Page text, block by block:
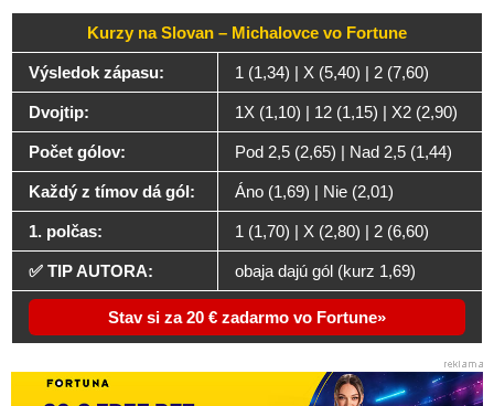
Kurzy na Slovan – Michalovce vo Fortune
Výsledok zápasu: 1 (1,34) | X (5,40) | 2 (7,60)
Dvojtip: 1X (1,10) | 12 (1,15) | X2 (2,90)
Počet gólov: Pod 2,5 (2,65) | Nad 2,5 (1,44)
Každý z tímov dá gól: Áno (1,69) | Nie (2,01)
1. polčas: 1 (1,70) | X (2,80) | 2 (6,60)
✅ TIP AUTORA: obaja dajú gól (kurz 1,69)
Stav si za 20 € zadarmo vo Fortune